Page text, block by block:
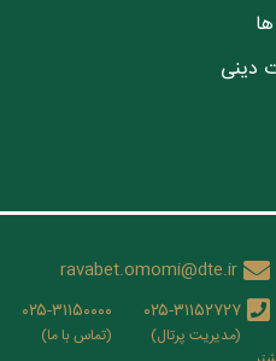
دینی
ravabet.omomi@dte.ir
۰۲۵-۳۱۱۵۲۷۲۷
(مدیریت پرتال)
۰۲۵-۳۱۱۵۰۰۰۰
(تماس با ما)